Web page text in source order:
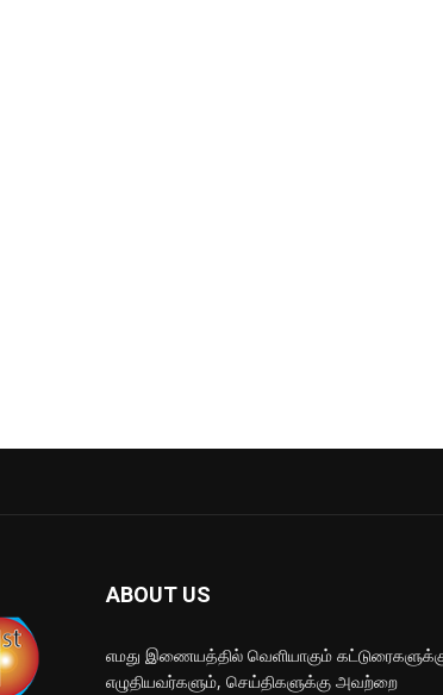
ABOUT US
எமது இணையத்தில் வெளியாகும்
எழுதியவர்களும், செய்திகளுக்கு அவற்றை